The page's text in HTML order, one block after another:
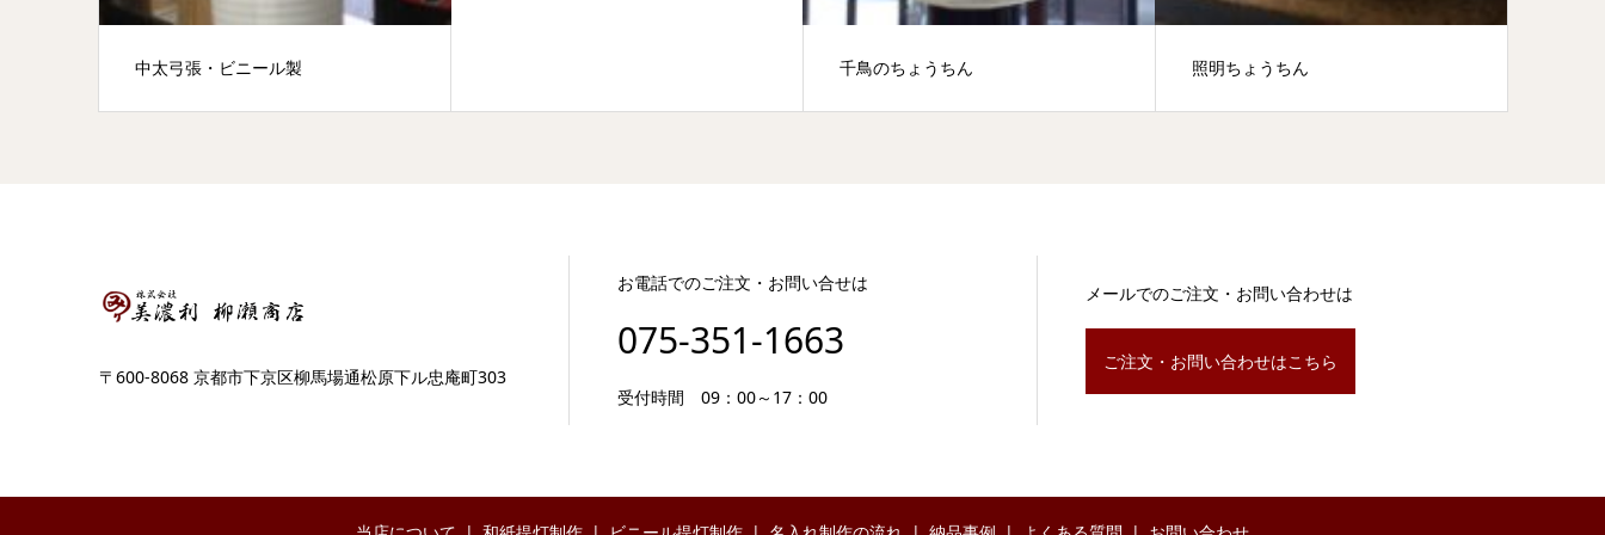
中太弓張・ビニール製 千鳥のちょうちん 照明ちょうちん
〒600-8068 京都市下京区柳馬場通松原下ル忠庵町303
お電話でのご注文・お問い合せは
075-351-1663
受付時間 09：00～17：00
メールでのご注文・お問い合わせは
ご注文・お問い合わせはこちら